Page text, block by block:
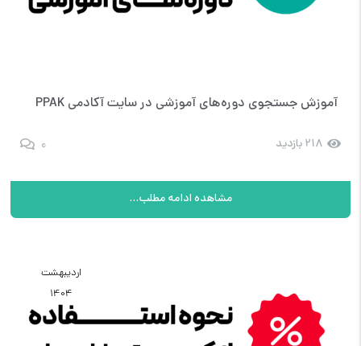
آموزش جستجوی دوره‌های آموزشی در سایت آکادمی PPAK
218 بازدید 0
مشاهده ادامه مطلب...
اردیبهشت
1404